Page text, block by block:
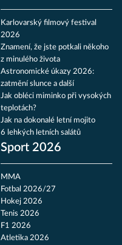
Karlovarský filmový festival
2026
Znamení, že jste potkali někoho
z minulého života
Astronomické úkazy 2026:
zatmění slunce a další
Jak obléci miminko při vysokých
teplotách?
Jak na dokonalé letní mojito
6 lehkých letních salátů
Sport 2026
MMA
Fotbal 2026/27
Hokej 2026
Tenis 2026
F1 2026
Atletika 2026